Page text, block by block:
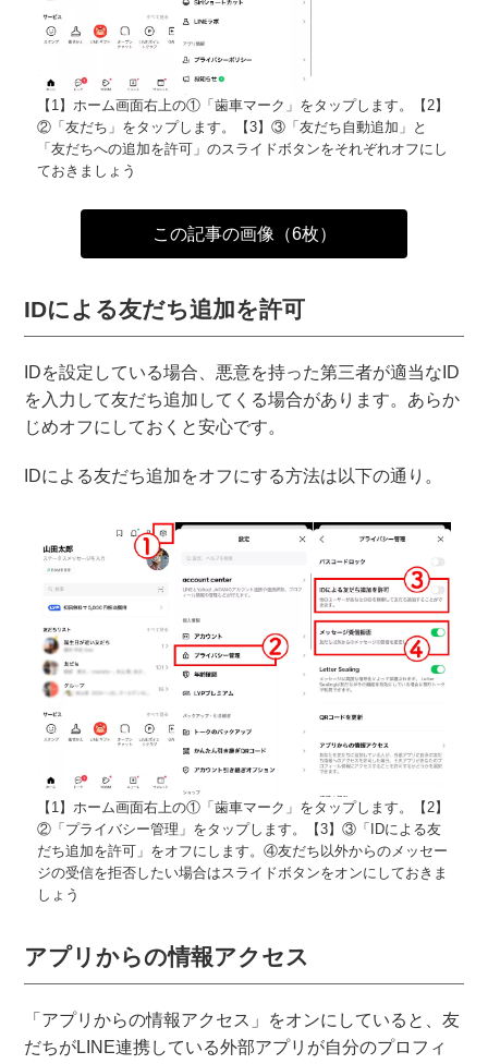
【1】ホーム画面右上の①「歯車マーク」をタップします。【2】
②「友だち」をタップします。【3】③「友だち自動追加」と
「友だちへの追加を許可」のスライドボタンをそれぞれオフにし
ておきましょう
この記事の画像（6枚）
IDによる友だち追加を許可
IDを設定している場合、悪意を持った第三者が適当なID
を入力して友だち追加してくる場合があります。あらか
じめオフにしておくと安心です。
IDによる友だち追加をオフにする方法は以下の通り。
【1】ホーム画面右上の①「歯車マーク」をタップします。【2】
②「プライバシー管理」をタップします。【3】③「IDによる友
だち追加を許可」をオフにします。④友だち以外からのメッセー
ジの受信を拒否したい場合はスライドボタンをオンにしておきま
しょう
アプリからの情報アクセス
「アプリからの情報アクセス」をオンにしていると、友
だちがLINE連携している外部アプリが自分のプロフィ